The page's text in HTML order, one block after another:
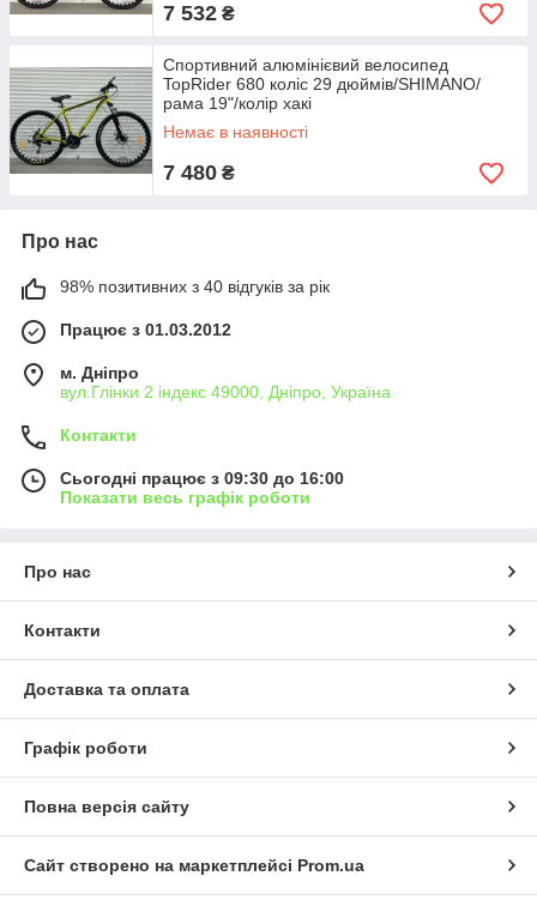
7 532 ₴
Cпортивний алюмінієвий велосипед
TopRider 680 коліс 29 дюймів/SHIMANO/
рама 19"/колір хакі
Немає в наявності
7 480 ₴
Про нас
98% позитивних з 40 відгуків за рік
Працює з 01.03.2012
м. Дніпро
вул.Глінки 2 індекс 49000, Дніпро, Україна
Контакти
Сьогодні працює з 09:30 до 16:00
Показати весь графік роботи
Про нас
Контакти
Доставка та оплата
Графік роботи
Повна версія сайту
Сайт створено на маркетплейсі Prom.ua